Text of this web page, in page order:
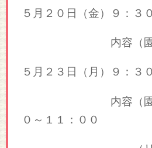
５月２０日（金）９：３
内容（園庭
５月２３日（月）９：３
内容（園庭開
０～１１：００